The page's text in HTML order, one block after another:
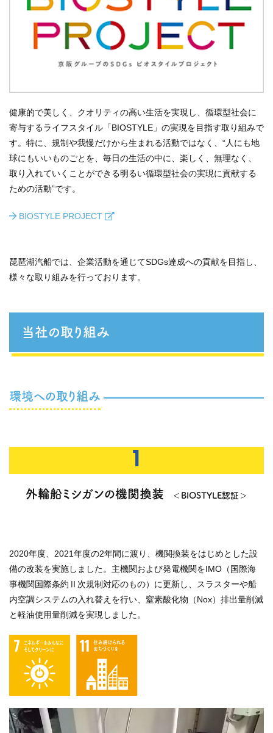
健康的で美しく、クオリティの高い生活を実現し、循環型社会に
寄与するライフスタイル「BIOSTYLE」の実現を目指す取り組みで
す。特に、規制や我慢だけから生まれる活動ではなく、“人にも地
球にもいいものごとを、毎日の生活の中に、楽しく、無理なく、
取り入れていくことができる明るい循環型社会の実現に貢献する
ための活動”です。
BIOSTYLE PROJECT
琵琶湖汽船では、企業活動を通じてSDGs達成への貢献を目指し、
様々な取り組みを行っております。
当社の取り組み
環境への取り組み
1
外輪船ミシガンの機関換装 ＜BIOSTYLE認証＞
2020年度、2021年度の2年間に渡り、機関換装をはじめとした設
備の改装を実施しました。主機関および発電機関をIMO（国際海
事機関国際条約Ⅱ次規制対応のもの）に更新し、スラスターや船
内空調システムの入れ替えを行い、窒素酸化物（Nox）排出量削減
と軽油使用量削減を実現しました。